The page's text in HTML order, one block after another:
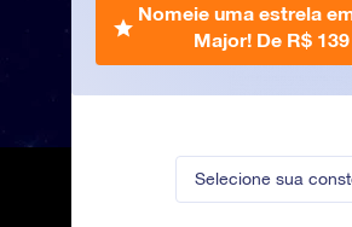
Selecione sua
Nomeie uma estrela
Major! De R$ 139